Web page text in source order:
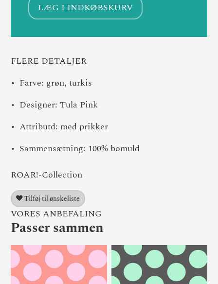
LÆG I INDKØBSKURV
VORES ANBEFALING
Passer sammen
Bomuld "Dinosaur Eggs"
FLERE DETALJER
Farve: grøn, turkis
Designer: Tula Pink
Attributd: med prikker
Sammensætning: 100% bomuld
ROAR!-Collection
Tilføj til ønskeliste